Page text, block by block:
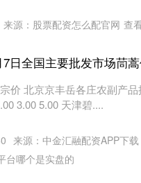
来源：股票配资怎么配官网 查
日全国主要批发市场茼
价 北京京丰岳各庄农副产
3.00 5.00 天津碧....
来源：中金汇融配资APP下载
台哪个是实盘的